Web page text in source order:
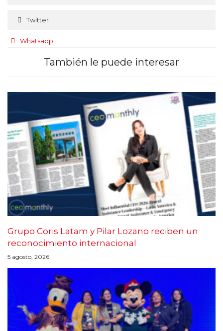
Twitter
Whatsapp
También le puede interesar
Grupo Coris Latam y Pilar Lozano reciben un
reconocimiento internacional
5 agosto, 2026